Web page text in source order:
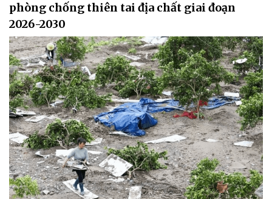
phòng chống thiên tai địa chất giai đoạn
2026-2030